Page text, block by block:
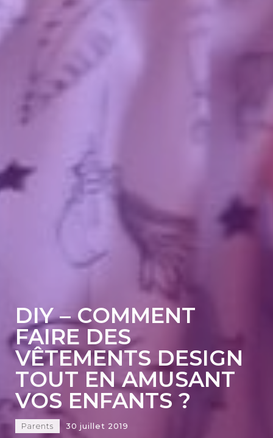
DIY – COMMENT
FAIRE DES
VÊTEMENTS DESIGN
TOUT EN AMUSANT
VOS ENFANTS ?
Parents
30 juillet 2019